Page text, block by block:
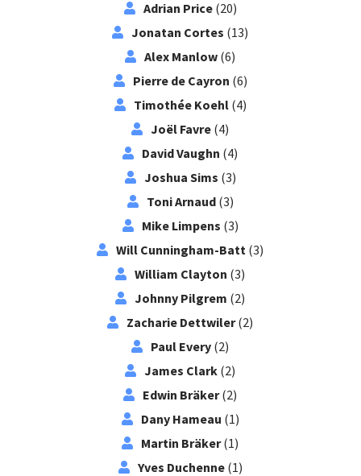
Adrian Price(20)
Jonatan Cortes (13)
Alex Manlow (6)
Pierre de Cayron (6)
Timothée Koehl(4)
Joël Favre (4)
David Vaughn (4)
Joshua Sims (3)
Toni Arnaud(3)
Mike Limpens (3)
Will Cunningham-Batt (3)
William Clayton (3)
Johnny Pilgrem (2)
Zacharie Dettwiler(2)
Paul Every (2)
James Clark (2)
Edwin Bräker(2)
Dany Hameau (1)
Martin Bräker(1)
Yves Duchenne(1)